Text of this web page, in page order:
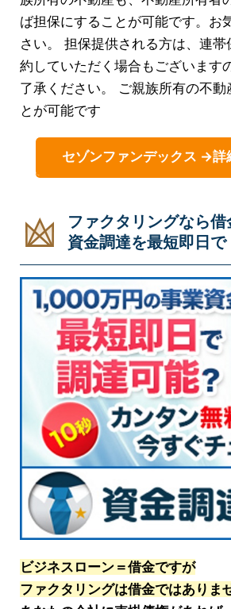
ば担保にすることが可能です。お
さい。 担保提供される方は、連
約していただく場合もございます
了承ください。 ご親族所有の不動
とが可能です
セゾンファンデックス →詳
ファクタリングなら
資金調達を最短即日で
ビジネスローン＝借金ですが
ファクタリングは借金ではありま